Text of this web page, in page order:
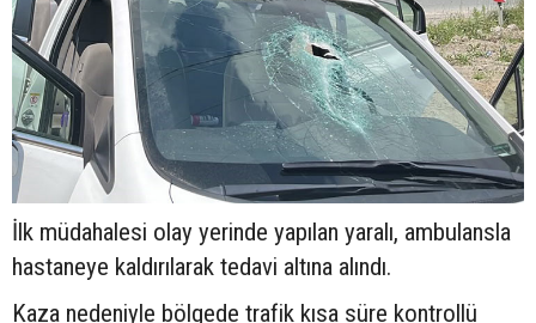
İlk müdahalesi olay yerinde yapılan yaralı, ambulansla
hastaneye kaldırılarak tedavi altına alındı.
Kaza nedeniyle bölgede trafik kısa süre kontrollü